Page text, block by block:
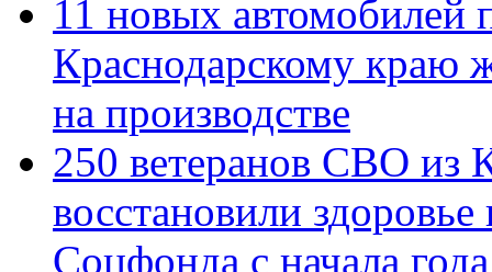
11 новых автомобилей
Краснодарскому краю
на производстве
250 ветеранов СВО из
восстановили
Соцфонда с начала года